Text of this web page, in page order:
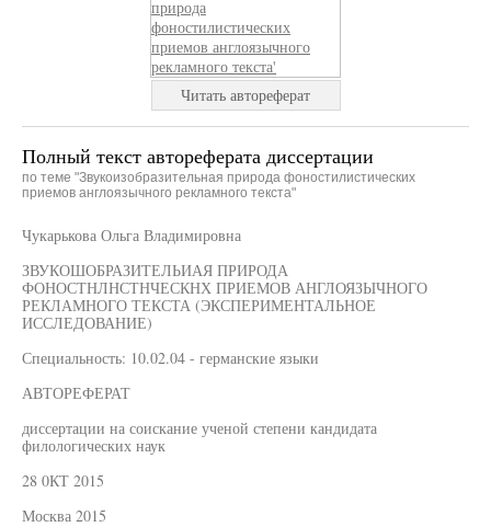
Читать автореферат
Полный текст автореферата диссертации
по теме "Звукоизобразительная природа фоностилистических
приемов англоязычного рекламного текста"
Чукарькова Ольга Владимировна
ЗВУКОШОБРАЗИТЕЛЬИАЯ ПРИРОДА
ФОНОСТНЛНСТНЧЕСКНХ ПРИЕМОВ АНГЛОЯЗЫЧНОГО
РЕКЛАМНОГО ТЕКСТА (ЭКСПЕРИМЕНТАЛЬНОЕ
ИССЛЕДОВАНИЕ)
Специальность: 10.02.04 - германские языки
АВТОРЕФЕРАТ
диссертации на соискание ученой степени кандидата
филологических наук
28 0КТ 2015
Москва 2015